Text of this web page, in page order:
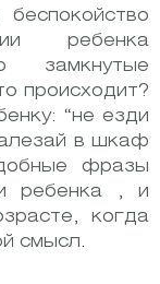
ребенка
замкнутые
происходит?
“не езди
в шкаф
фразы
ребенка , и
когда
смысл.